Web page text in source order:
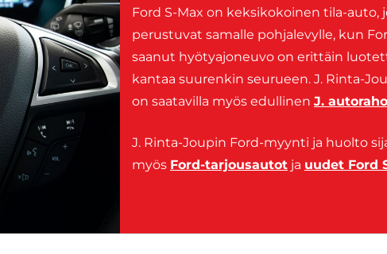
Ford S-Max on keksikokoinen tila-auto,
perustuvat samalle pohjalevylle, kun
saanut hyötyajoneuvo on erittäin
kantaa suurenkin seurueen. J. Rinta-
on saatavilla myös edullinen J.
J. Rinta-Joupin Ford-myynti ja huolto
myös Ford-tarjousautot ja uudet Ford